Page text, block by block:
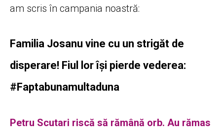
am scris în campania noastră:
Familia Josanu vine cu un strigăt de
disperare! Fiul lor își pierde vederea:
#Faptabunamultaduna
Petru Scutari riscă să rămână orb. Au rămas